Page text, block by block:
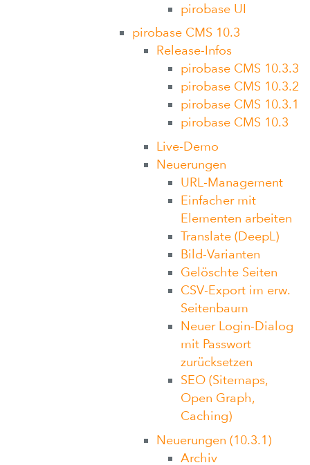
pirobase UI
pirobase CMS 10.3
Release-Infos
pirobase CMS 10.3.3
pirobase CMS 10.3.2
pirobase CMS 10.3.1
pirobase CMS 10.3
Live-Demo
Neuerungen
URL-Management
Einfacher mit
Elementen arbeiten
Translate (DeepL)
Bild-Varianten
Gelöschte Seiten
CSV-Export im erw.
Seitenbaum
Neuer Login-Dialog
mit Passwort
zurücksetzen
SEO (Sitemaps,
Open Graph,
Caching)
Neuerungen (10.3.1)
Archiv